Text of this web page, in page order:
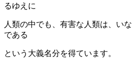
るゆえに
人類の中でも、有害な人類は、い
である
という大義名分を得ています。